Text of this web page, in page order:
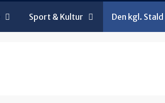
Sport & Kultur Den kgl. Stald